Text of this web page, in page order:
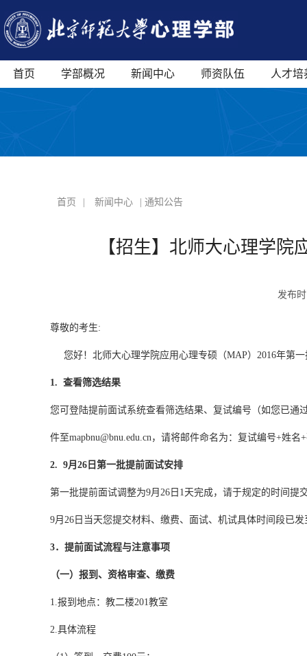
首页 学部概况 新闻中心 师资队伍 人才培
首页 新闻中心 | 通知公告
【招生】北师大心理学
发布
尊敬的考生:
您好！北师大心理学院应用心理专硕（MAP）2016年第
1. 查看筛选结果
您可登陆提前面试系统查看筛选结果、复试编号（如您已
件至mapbnu@bnu.edu.cn，请将邮件命名为：复试编号+姓名
2. 9月 26 日第一批提前面试安排
第一批提前面试调整为9月26日1天完成，请于规定的时间
9月26日当天您提交材料、缴费、面试、机试具体时间段已
3．提前面试流程与注意事项
（一） 报到、资格审查、缴费
1.报到地点：教二楼201教室
2.具体流程